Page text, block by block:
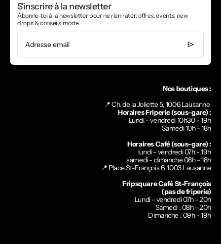
S'inscrire à la newsletter
Abonne-toi à la newsletter pour ne rien rater: offres, events, new
drops & conseils mode.
Adresse email
Nos boutiques :
📍 Ch. de la Joliette 5, 1006 Lausanne
Horaires Friperie (sous-gare) :
Lundi - vendredi 10h30 - 19h
Samedi 10h - 18h
Horaires Café (sous-gare) :
lundi - vendredi 07h - 19h
samedi - dimanche 08h - 18h
📍 Place St-François 6, 1003 Lausanne
Fripsquare Café St-François
(pas de friperie)
Lundi - vendredi 07h - 20h
Samedi : 08h - 20h
Dimanche : 09h - 19h